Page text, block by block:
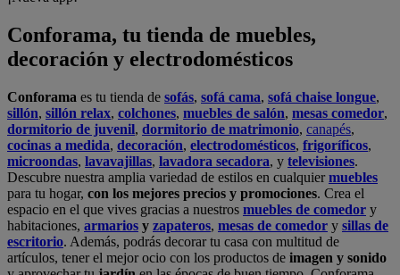
Conforama, tu tienda de muebles,
decoración y electrodomésticos
Conforama es tu tienda de sofás, sofá cama, sofá chaise longue,
sillón, sillón relax, colchones, muebles de salón, mesas comedor,
dormitorio de juvenil, dormitorio de matrimonio, canapés,
cocinas a medida, decoración, electrodomésticos, frigoríficos,
microondas, lavavajillas, lavadora secadora, y televisiones.
Descubre nuestra amplia variedad de estilos en cualquiermuebles
para tu hogar, con los mejores precios y promociones. Crea el
espacio en el que vives gracias a nuestros muebles de comedor y
habitaciones, armarios y zapateros, mesas de comedor y sillas de
escritorio. Además, podrás decorar tu casa con multitud de
artículos, tener el mejor ocio con los productos de imagen y sonido